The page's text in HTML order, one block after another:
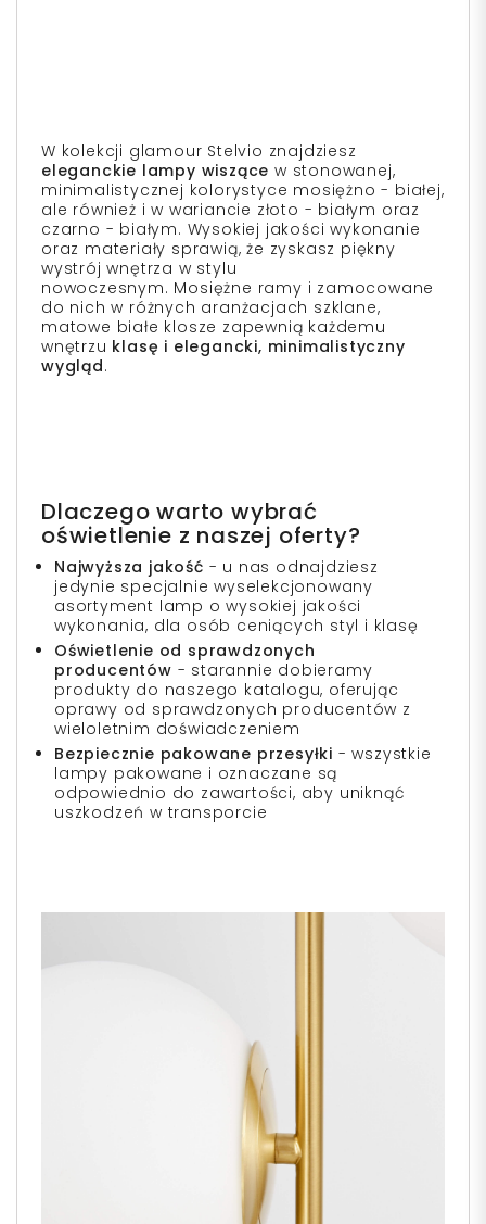
W kolekcji glamour Stelvio znajdziesz
eleganckie lampy wiszące w stonowanej,
minimalistycznej kolorystyce mosiężno - białej,
ale również i w wariancie złoto - białym oraz
czarno - białym. Wysokiej jakości wykonanie
oraz materiały sprawią, że zyskasz piękny
wystrój wnętrza w stylu
nowoczesnym. Mosiężne ramy i zamocowane
do nich w różnych aranżacjach szklane,
matowe białe klosze zapewnią każdemu
wnętrzu klasę i elegancki, minimalistyczny
wygląd.
Dlaczego warto wybrać
oświetlenie z naszej oferty?
Najwyższa jakość - u nas odnajdziesz
jedynie specjalnie wyselekcjonowany
asortyment lamp o wysokiej jakości
wykonania, dla osób ceniących styl i klasę
Oświetlenie od sprawdzonych
producentów - starannie dobieramy
produkty do naszego katalogu, oferując
oprawy od sprawdzonych producentów z
wieloletnim doświadczeniem
Bezpiecznie pakowane przesyłki - wszystkie
lampy pakowane i oznaczane są
odpowiednio do zawartości, aby uniknąć
uszkodzeń w transporcie